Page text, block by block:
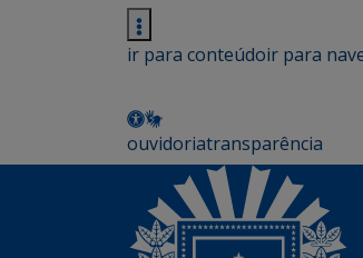
ir para conteúdoir para
ouvidoriatransparência